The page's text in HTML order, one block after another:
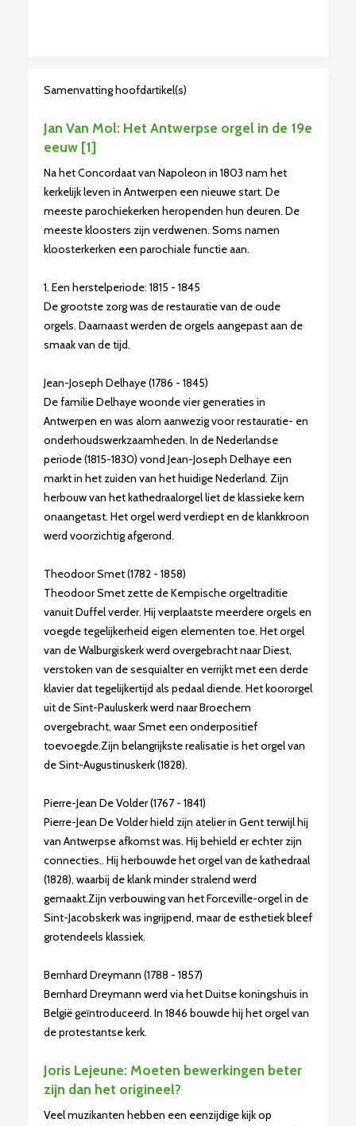
Samenvatting hoofdartikel(s)
Jan Van Mol: Het Antwerpse orgel in de 19e
eeuw [1]
Na het Concordaat van Napoleon in 1803 nam het
kerkelijk leven in Antwerpen een nieuwe start. De
meeste parochiekerken heropenden hun deuren. De
meeste kloosters zijn verdwenen. Soms namen
kloosterkerken een parochiale functie aan.
1. Een herstelperiode: 1815 - 1845
De grootste zorg was de restauratie van de oude
orgels. Daarnaast werden de orgels aangepast aan de
smaak van de tijd.
Jean-Joseph Delhaye (1786 - 1845)
De familie Delhaye woonde vier generaties in
Antwerpen en was alom aanwezig voor restauratie- en
onderhoudswerkzaamheden. In de Nederlandse
periode (1815-1830) vond Jean-Joseph Delhaye een
markt in het zuiden van het huidige Nederland. Zijn
herbouw van het kathedraalorgel liet de klassieke kern
onaangetast. Het orgel werd verdiept en de klankkroon
werd voorzichtig afgerond.
Theodoor Smet (1782 - 1858)
Theodoor Smet zette de Kempische orgeltraditie
vanuit Duffel verder. Hij verplaatste meerdere orgels en
voegde tegelijkerheid eigen elementen toe. Het orgel
van de Walburgiskerk werd overgebracht naar Diest,
verstoken van de sesquialter en verrijkt met een derde
klavier dat tegelijkertijd als pedaal diende. Het koororgel
uit de Sint-Pauluskerk werd naar Broechem
overgebracht, waar Smet een onderpositief
toevoegde.Zijn belangrijkste realisatie is het orgel van
de Sint-Augustinuskerk (1828).
Pierre-Jean De Volder (1767 - 1841)
Pierre-Jean De Volder hield zijn atelier in Gent terwijl hij
van Antwerpse afkomst was. Hij behield er echter zijn
connecties.. Hij herbouwde het orgel van de kathedraal
(1828), waarbij de klank minder stralend werd
gemaakt.Zijn verbouwing van het Forceville-orgel in de
Sint-Jacobskerk was ingrijpend, maar de esthetiek bleef
grotendeels klassiek.
Bernhard Dreymann (1788 - 1857)
Bernhard Dreymann werd via het Duitse koningshuis in
België geïntroduceerd. In 1846 bouwde hij het orgel van
de protestantse kerk.
Joris Lejeune: Moeten bewerkingen beter
zijn dan het origineel?
Veel muzikanten hebben een eenzijdige kijk op